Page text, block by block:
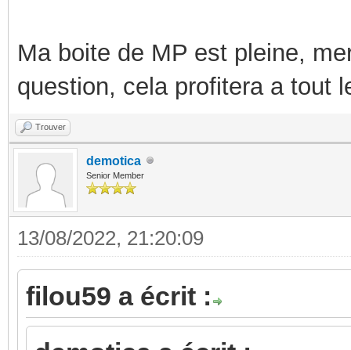
Ma boite de MP est pleine,
question, cela profitera a tout
Trouver
demotica
Senior Member
13/08/2022, 21:20:09
filou59 a écrit :